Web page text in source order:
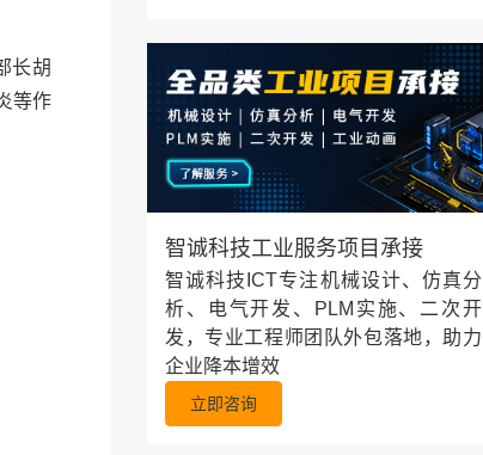
长胡
等作
智诚科技工业服务项目承接
智诚科技ICT专注机械设计、仿真分
析、电气开发、PLM实施、二次开
发，专业工程师团队外包落地，助力
企业降本增效
立即咨询